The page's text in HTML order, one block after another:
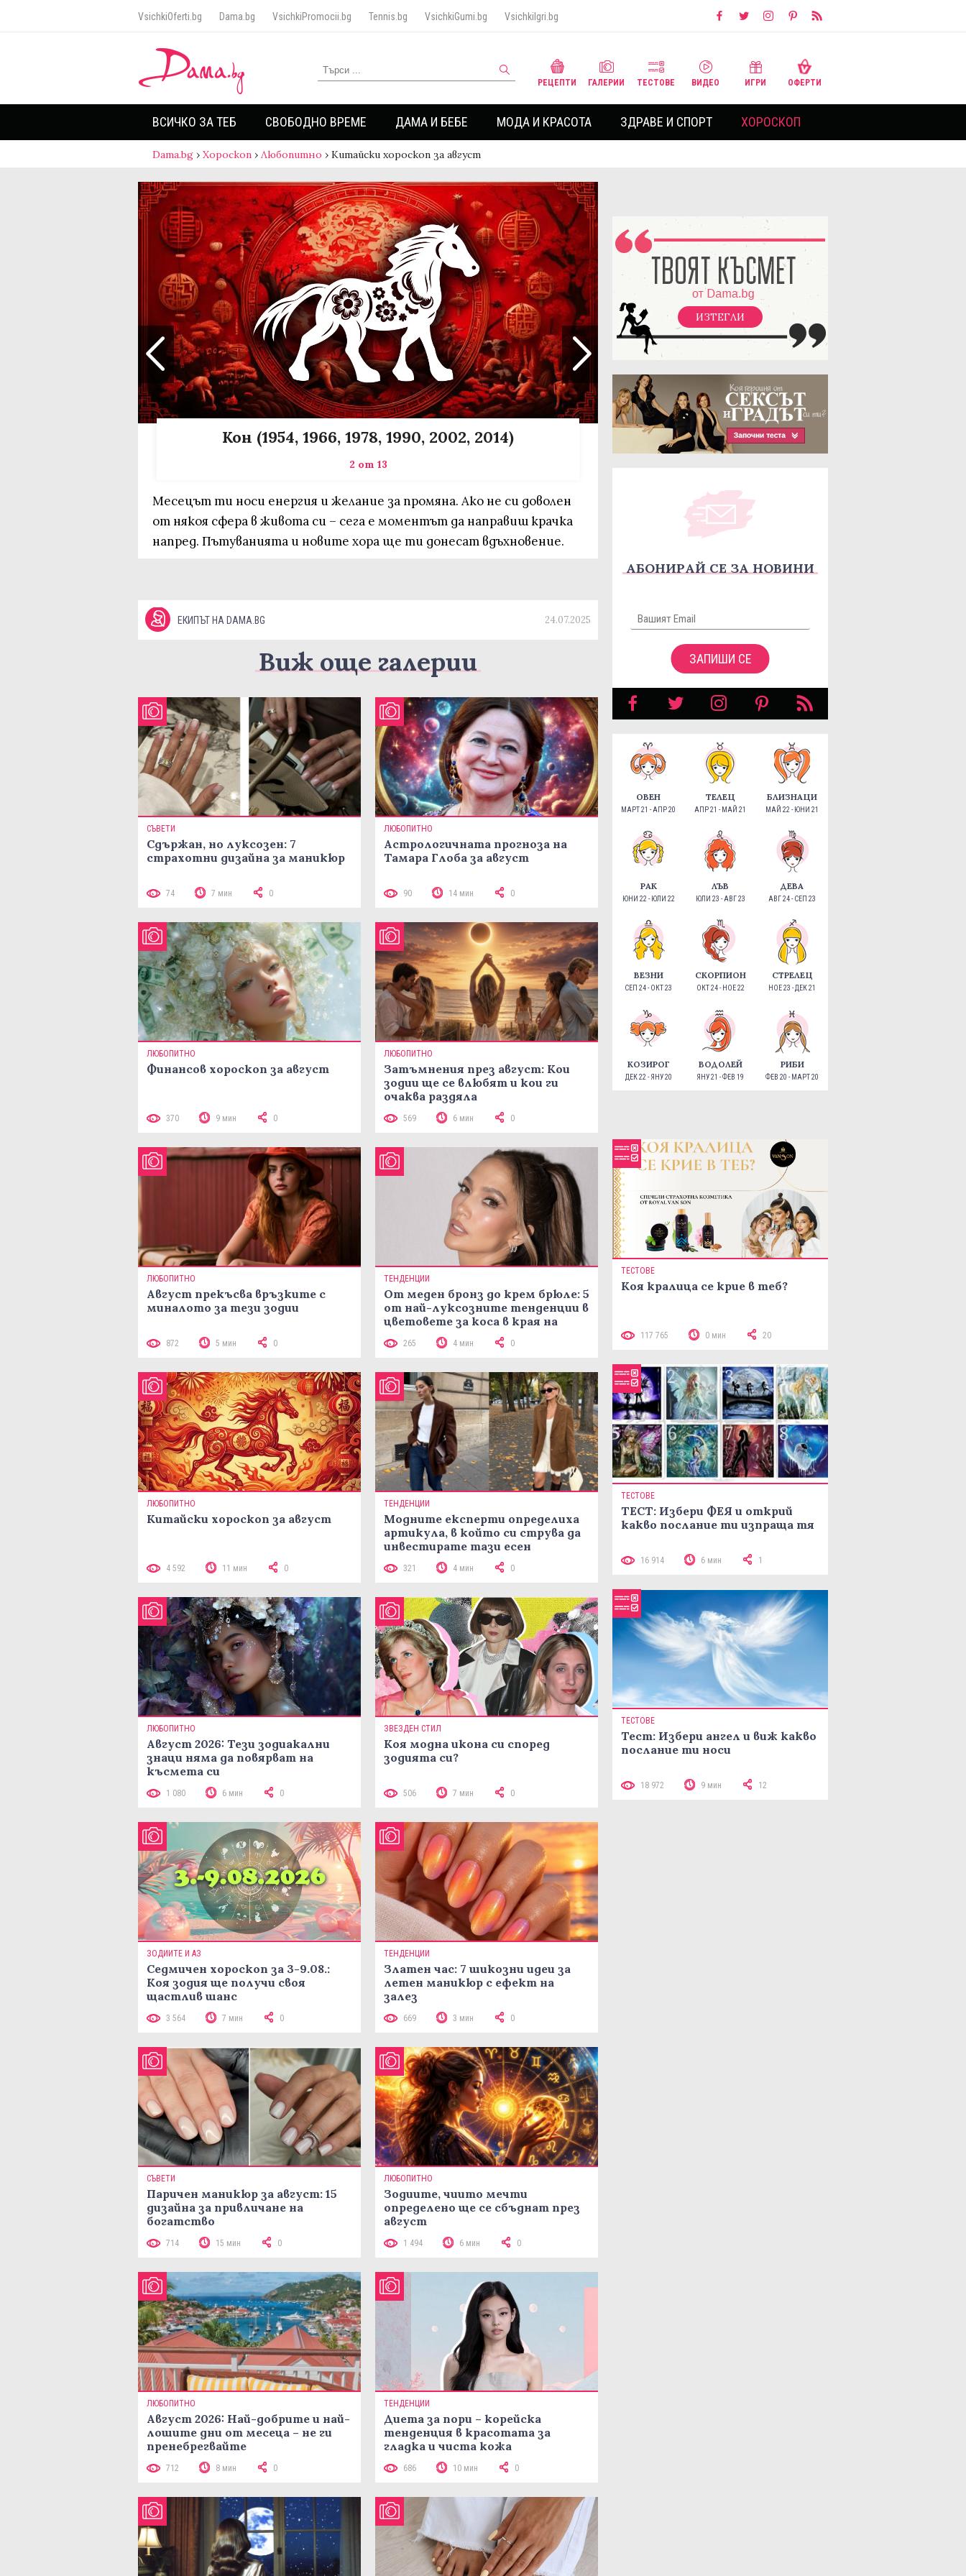
VsichkiOferti.bg Dama.bg VsichkiPromocii.bg Tennis.bg VsichkiGumi.bg VsichkiIgri.bg
РЕЦЕПТИ ГАЛЕРИИ ТЕСТОВЕ ВИДЕО ИГРИ ОФЕРТИ
ВСИЧКО ЗА ТЕБ СВОБОДНО ВРЕМЕ ДАМА И БЕБЕ МОДА И КРАСОТА ЗДРАВЕ И СПОРТ ХОРОСКОП
Dama.bg › Хороскоп › Любопитно › Китайски хороскоп за август
Кон (1954, 1966, 1978, 1990, 2002, 2014)
2 от 13
Месецът ти носи енергия и желание за промяна. Ако не си доволен
от някоя сфера в живота си – сега е моментът да направиш крачка
напред. Пътуванията и новите хора ще ти донесат вдъхновение.
ЕКИПЪТ НА DAMA.BG 24.07.2025
Виж още галерии
СЪВЕТИ
Сдържан, но луксозен: 7
страхотни дизайна за маникюр
74 7 мин 0
ЛЮБОПИТНО
Астрологичната прогноза на
Тамара Глоба за август
90 14 мин 0
ЛЮБОПИТНО
Финансов хороскоп за август
370 9 мин 0
ЛЮБОПИТНО
Затъмнения през август: Кои
зодии ще се влюбят и кои ги
очаква раздяла
569 6 мин 0
ЛЮБОПИТНО
Август прекъсва връзките с
миналото за тези зодии
872 5 мин 0
ТЕНДЕНЦИИ
От меден бронз до крем брюле: 5
от най-луксозните тенденции в
цветовете за коса в края на
265 4 мин 0
ЛЮБОПИТНО
Китайски хороскоп за август
4 592 11 мин 0
ТЕНДЕНЦИИ
Модните експерти определиха
артикула, в който си струва да
инвестирате тази есен
321 4 мин 0
ЛЮБОПИТНО
Август 2026: Тези зодиакални
знаци няма да повярват на
късмета си
1 080 6 мин 0
ЗВЕЗДЕН СТИЛ
Коя модна икона си според
зодията си?
506 7 мин 0
ЗОДИИТЕ И АЗ
Седмичен хороскоп за 3-9.08.:
Коя зодия ще получи своя
щастлив шанс
3 564 7 мин 0
ТЕНДЕНЦИИ
Златен час: 7 шикозни идеи за
летен маникюр с ефект на
залез
669 3 мин 0
СЪВЕТИ
Паричен маникюр за август: 15
дизайна за привличане на
богатство
714 15 мин 0
ЛЮБОПИТНО
Зодиите, чиито мечти
определено ще се сбъднат през
август
1 494 6 мин 0
ЛЮБОПИТНО
Август 2026: Най-добрите и най-
лошите дни от месеца – не ги
пренебрегвайте
712 8 мин 0
ТЕНДЕНЦИИ
Диета за пори – корейска
тенденция в красотата за
гладка и чиста кожа
686 10 мин 0
ИЗТЕГЛИ
АБОНИРАЙ СЕ ЗА НОВИНИ
ЗАПИШИ СЕ
ОВЕН
МАРТ 21 - АПР 20
ТЕЛЕЦ
АПР 21 - МАЙ 21
БЛИЗНАЦИ
МАЙ 22 - ЮНИ 21
РАК
ЮНИ 22 - ЮЛИ 22
ЛЪВ
ЮЛИ 23 - АВГ 23
ДЕВА
АВГ 24 - СЕП 23
ВЕЗНИ
СЕП 24 - ОКТ 23
СКОРПИОН
ОКТ 24 - НОЕ 22
СТРЕЛЕЦ
НОЕ 23 - ДЕК 21
КОЗИРОГ
ДЕК 22 - ЯНУ 20
ВОДОЛЕЙ
ЯНУ 21 - ФЕВ 19
РИБИ
ФЕВ 20 - МАРТ 20
ТЕСТОВЕ
Коя кралица се крие в теб?
117 765 0 мин 20
ТЕСТОВЕ
ТЕСТ: Избери ФЕЯ и открий
какво послание ти изпраща тя
16 914 6 мин 1
ТЕСТОВЕ
Тест: Избери ангел и виж какво
послание ти носи
18 972 9 мин 12